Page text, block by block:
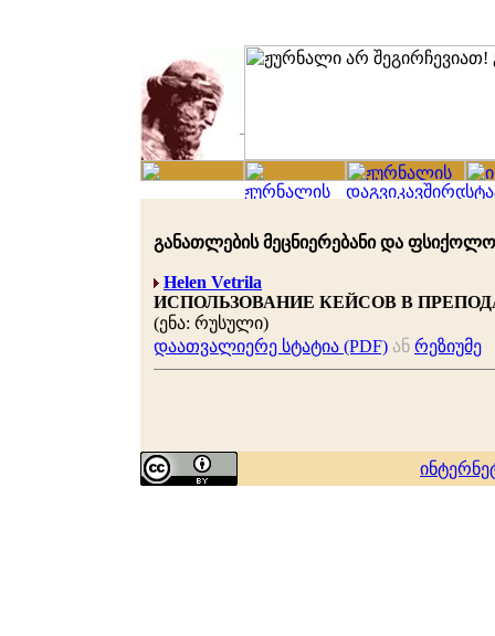
განათლების მეცნიერებანი და
Helen Vetrila
ИСПОЛЬЗОВАНИЕ КЕЙСОВ В
(ენა: რუსული)
დაათვალიერე სტატია (PDF) ან რეზიუმე